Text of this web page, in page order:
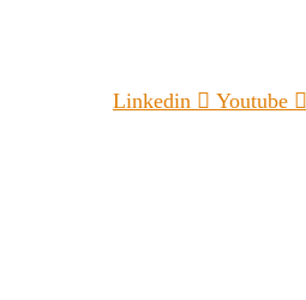
Linkedin Youtube